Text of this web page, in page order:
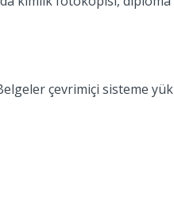
çevrimiçi sisteme